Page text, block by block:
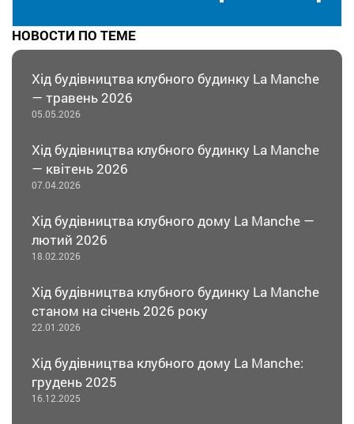
НОВОСТИ ПО ТЕМЕ
Хід будівництва клубного будинку La Manche
— травень 2026
05.05.2026
Хід будівництва клубного будинку La Manche
— квітень 2026
07.04.2026
Хід будівництва клубного дому La Manche —
лютий 2026
18.02.2026
Хід будівництва клубного будинку La Manche
станом на січень 2026 року
22.01.2026
Хід будівництва клубного дому La Manche:
грудень 2025
16.12.2025